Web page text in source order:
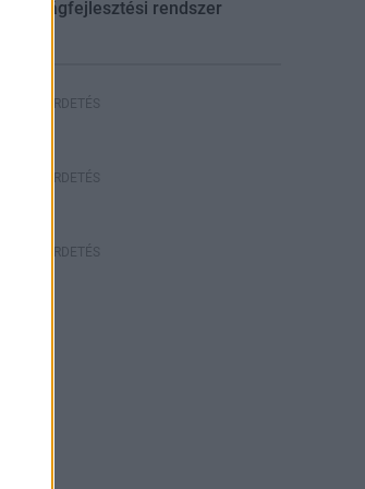
gazdaságfejlesztési rendszer
HIRDETÉS
HIRDETÉS
HIRDETÉS